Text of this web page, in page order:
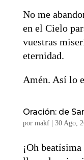
No me
en el Cielo
vuestras
eternidad.
Amén. Así lo
Oración: de
por makf| 30 Ago,
¡Oh